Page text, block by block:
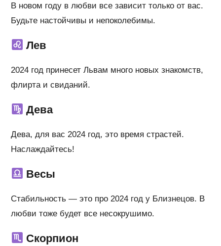
В новом году в любви все зависит только от вас.
Будьте настойчивы и непоколебимы.
Лев
2024 год принесет Львам много новых знакомств,
флирта и свиданий.
Дева
Дева, для вас 2024 год, это время страстей.
Наслаждайтесь!
Весы
Стабильность — это про 2024 год у Близнецов. В
любви тоже будет все несокрушимо.
Скорпион